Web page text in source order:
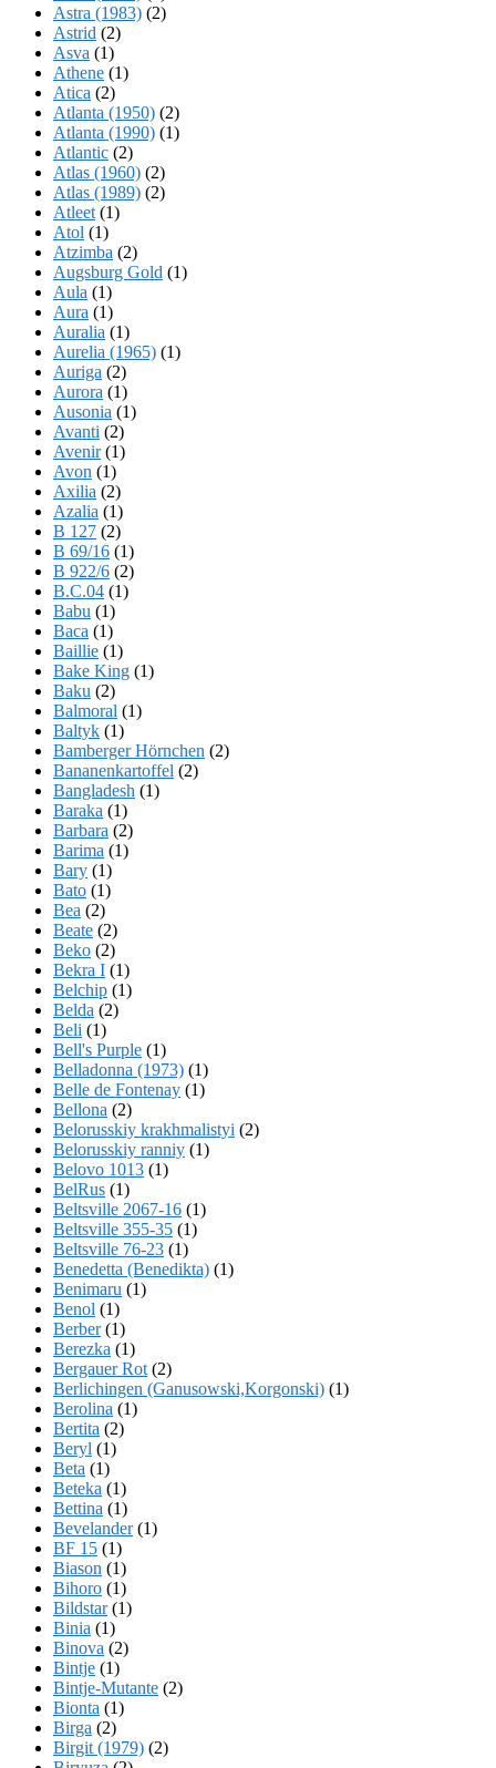
Astra (1983) (2)
Astrid (2)
Asva (1)
Athene (1)
Atica (2)
Atlanta (1950) (2)
Atlanta (1990) (1)
Atlantic (2)
Atlas (1960) (2)
Atlas (1989) (2)
Atleet (1)
Atol (1)
Atzimba (2)
Augsburg Gold (1)
Aula (1)
Aura (1)
Auralia (1)
Aurelia (1965) (1)
Auriga (2)
Aurora (1)
Ausonia (1)
Avanti (2)
Avenir(1)
Avon (1)
Axilia (2)
Azalia (1)
B 127 (2)
B 69/16 (1)
B 922/6 (2)
B.C.04 (1)
Babu (1)
Baca (1)
Baillie (1)
Bake King (1)
Baku (2)
Balmoral (1)
Baltyk (1)
Bamberger Hörnchen (2)
Bananenkartoffel (2)
Bangladesh (1)
Baraka (1)
Barbara (2)
Barima (1)
Bary (1)
Bato (1)
Bea (2)
Beate (2)
Beko (2)
Bekra I (1)
Belchip (1)
Belda (2)
Beli (1)
Bell's Purple (1)
Belladonna (1973) (1)
Belle de Fontenay (1)
Bellona (2)
Belorusskiy krakhmalistyi (2)
Belorusskiy ranniy (1)
Belovo 1013 (1)
BelRus (1)
Beltsville 2067-16 (1)
Beltsville 355-35 (1)
Beltsville 76-23 (1)
Benedetta (Benedikta) (1)
Benimaru (1)
Benol (1)
Berber(1)
Berezka (1)
Bergauer Rot (2)
Berlichingen (Ganusowski,Korgonski) (1)
Berolina (1)
Bertita (2)
Beryl (1)
Beta (1)
Beteka (1)
Bettina (1)
Bevelander(1)
BF 15 (1)
Biason (1)
Bihoro (1)
Bildstar(1)
Binia (1)
Binova (2)
Bintje (1)
Bintje-Mutante (2)
Bionta (1)
Birga (2)
Birgit (1979) (2)